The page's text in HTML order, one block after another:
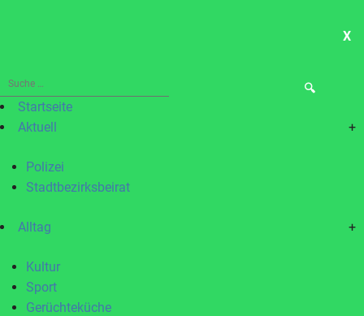
X
Suche
nach:Startseite
Aktuell
+
Polizei
Stadtbezirksbeirat
Alltag +
Kultur
Sport
Gerüchteküche